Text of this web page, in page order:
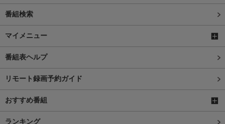
番組検索
マイメニュー
番組表ヘルプ
リモート録画予約ガイド
おすすめ番組
ランキング